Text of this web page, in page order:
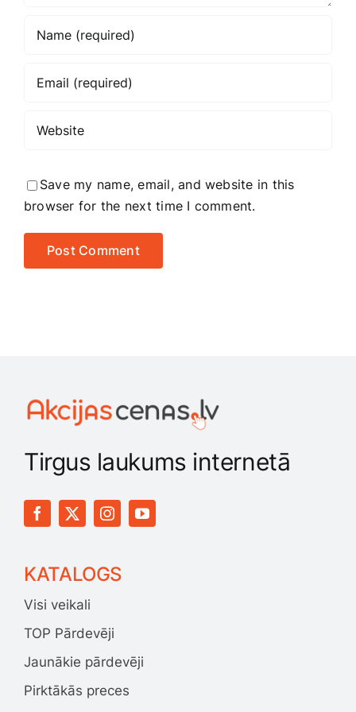
Save my name, email, and website in this
browser for the next time I comment.
Tirgus laukums internetā
KATALOGS
Visi veikali
TOP Pārdevēji
Jaunākie pārdevēji
Pirktākās preces